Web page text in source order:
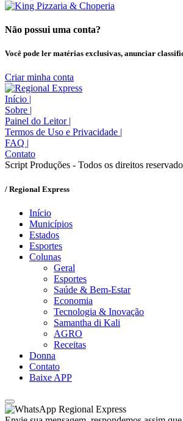
Não possui uma conta?
Você pode ler matérias exclusivas, anunciar
Criar minha conta
Início |
Sobre |
Painel do Leitor |
Termos de Uso e Privacidade |
FAQ |
Contato
Script Produções - Todos os direitos
/ Regional Express
Início
Municípios
Estados
Esportes
Colunas
Geral
Esportes
Saúde & Bem-Estar
Economia
Tecnologia & Inovação
Samantha di Kali
AGRO
Receitas
Donna
Contato
Baixe APP
Regional Express